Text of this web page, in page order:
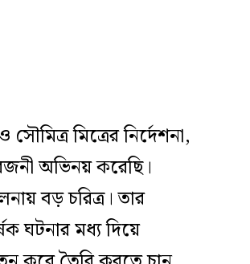
মিত্রের নির্দেশনা,
অভিনয় করেছি।
বড় চরিত্র। তার
ঘটনার মধ্য দিয়ে